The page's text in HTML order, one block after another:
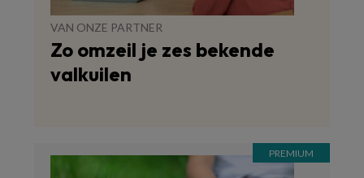
VAN ONZE PARTNER
Zo omzeil je zes bekende
valkuilen